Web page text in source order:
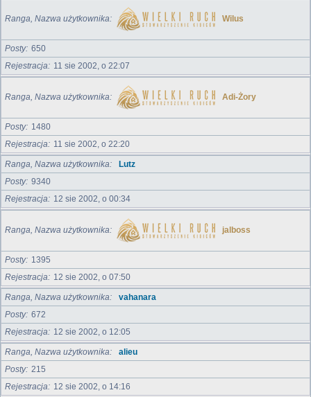
Ranga, Nazwa użytkownika Wilus
Posty 650
Rejestracja
11 sie 2002, o 22:07
Ranga, Nazwa użytkownika Adi-Żory
Posty
1480
Rejestracja
11 sie 2002, o 22:20
Ranga, Nazwa użytkownika
Lutz
Posty 9340
Rejestracja
12 sie 2002, o 00:34
Ranga, Nazwa użytkownika jalboss
Posty
1395
Rejestracja
12 sie 2002, o 07:50
Ranga, Nazwa użytkownika
vahanara
Posty 672
Rejestracja
12 sie 2002, o 12:05
Ranga, Nazwa użytkownika
alieu
Posty 215
Rejestracja
12 sie 2002, o 14:16